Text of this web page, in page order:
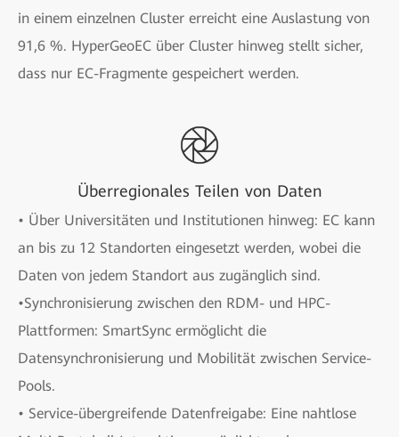
in einem einzelnen Cluster erreicht eine Auslastung von
91,6 %. HyperGeoEC über Cluster hinweg stellt sicher,
dass nur EC-Fragmente gespeichert werden.
Überregionales Teilen von Daten
• Über Universitäten und Institutionen hinweg: EC kann
an bis zu 12 Standorten eingesetzt werden, wobei die
Daten von jedem Standort aus zugänglich sind.
•Synchronisierung zwischen den RDM- und HPC-
Plattformen: SmartSync ermöglicht die
Datensynchronisierung und Mobilität zwischen Service-
Pools.
• Service-übergreifende Datenfreigabe: Eine nahtlose